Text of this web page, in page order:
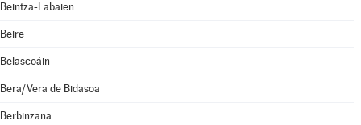
Beintza-Labaien
Beire
Belascoáin
Bera/Vera de Bidasoa
Berbinzana